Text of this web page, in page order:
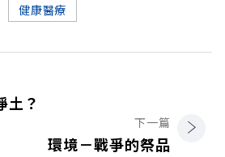
健康醫療
土？
下一篇
環境－戰爭的祭品